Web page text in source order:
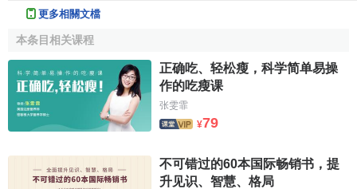
樣才能使病人從生理上到心理上得到真正的康復。
2.疾病譜以及老齡化的改變使健康咨詢得到發展
隨著人民生活水平的提高，一些與飲食相關的疾病如心
腦血管疾病的發病率升高； 城市環境污染、工作壓力等因素
都會影響軀體的健康，甚至誘發癌症的發生。
人們健康意識的提高，我國人口平均壽命已經延長，快速發
展的社會和老齡化時代的到來，意味著將面臨許多有關工
作、生活、老年人的健康問題。因此，健康咨詢事業也要快
更多相關文檔
本条目相关课程
正确吃、轻松瘦，科学简单易操
作的吃瘦课
张雯霏
¥79
不可错过的60本国际畅销书，提
升见识、智慧、格局